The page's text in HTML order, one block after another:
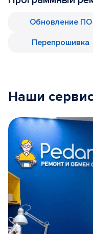
Обновление ПО
Перепрошивка
Наши